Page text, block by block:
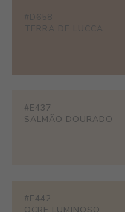
#D658
TERRA DE LUCCA
#E437
SALMÃO DOURADO
#E442